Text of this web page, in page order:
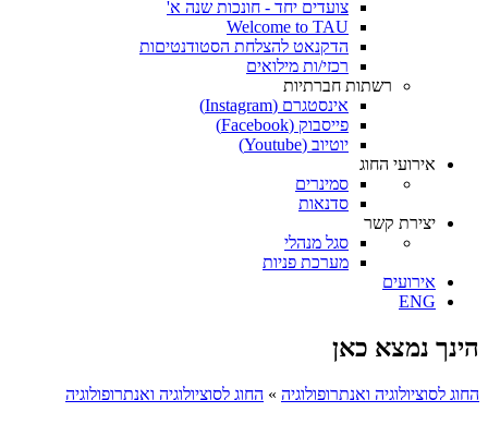
צועדים יחד - חונכות שנה א'
Welcome to TAU
הדקנאט להצלחת הסטודנטיםות
רכזי/ות מילואים
רשתות חברתיות
אינסטגרם (Instagram)
פייסבוק (Facebook)
יוטיוב (Youtube)
אירועי החוג
סמינרים
סדנאות
יצירת קשר
סגל מנהלי
מערכת פניות
אירועים
ENG
הינך נמצא כאן
החוג לסוציולוגיה ואנתרופולוגיה » החוג לסוציולוגיה ואנתרופולוגיה